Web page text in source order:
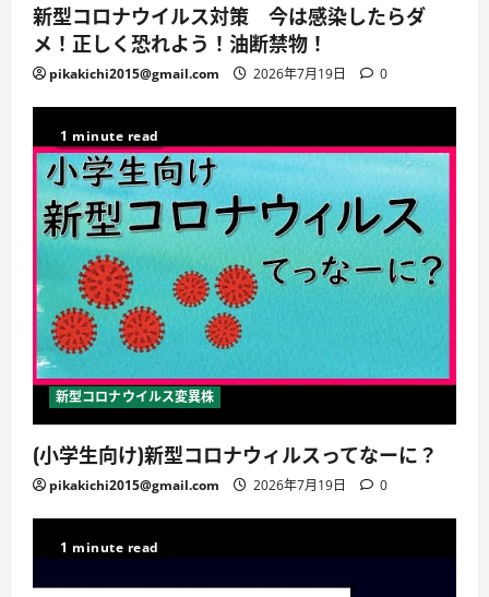
新型コロナウイルス対策 今は感染したらダ
メ！正しく恐れよう！油断禁物！
pikakichi2015@gmail.com 2026年7月19日 0
1 minute read
新型コロナウイルス変異株
(小学生向け)新型コロナウィルスってなーに？
pikakichi2015@gmail.com 2026年7月19日 0
1 minute read